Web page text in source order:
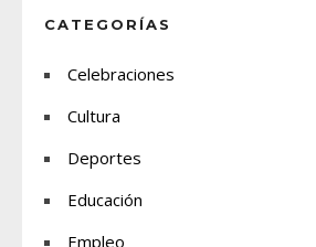
CATEGORÍAS
Celebraciones
Cultura
Deportes
Educación
Empleo